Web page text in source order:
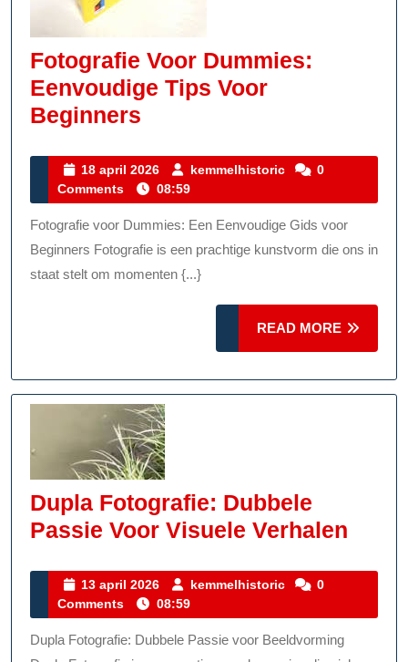
Fotografie Voor Dummies:
Eenvoudige Tips Voor
Beginners
Dummies:
Eenvoudige
Tips
Voor
Beginners
18 april 2026
18
april
2026
kemmelhistoric kemmelhistoric
0
Comments
08:59
Fotografie voor Dummies: Een Eenvoudige Gids voor
Beginners Fotografie is een prachtige kunstvorm die ons in
staat stelt om momenten {...}
READ MORE
MORE
Dupla Fotografie: Dubbele
Passie Voor Visuele Verhalen
13 april 2026
13
april
2026
kemmelhistoric kemmelhistoric
0
Comments
08:59
Dupla Fotografie: Dubbele Passie voor Beeldvorming